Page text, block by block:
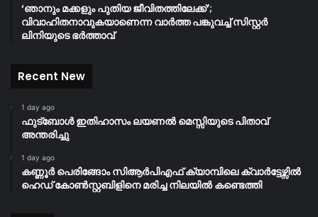
‘ഞാനും മക്കളും പുതിയ ജീവിതത്തിലേക്ക്’;
വിവാഹിതനാവുകയാണെന്ന വാർത്ത പങ്കുവച്ച് സിസ്റ്റർ
ലിനിയുടെ ഭർത്താവ്
Recent New
1 day ago
ഫുട്ബോൾ ഇതിഹാസം ലയണൽ മെസ്സിയുടെ പിതാവ്
അന്തരിച്ചു
1 day ago
കണ്ണൂർ പെരിങ്ങോം സിആർപിഎഫ് ക്യാമ്പിലെ ക്വാർട്ടേഴ്സിൽ
ഹെഡ് കോൺസ്റ്റബിളിനെ മരിച്ച നിലയിൽ കണ്ടെത്തി